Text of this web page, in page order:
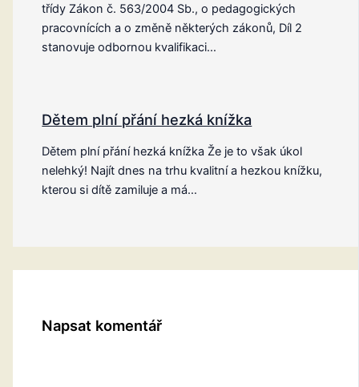
třídy Zákon č. 563/2004 Sb., o pedagogických
pracovnících a o změně některých zákonů, Díl 2
stanovuje odbornou kvalifikaci…
Dětem plní přání hezká knížka
Dětem plní přání hezká knížka Že je to však úkol
nelehký! Najít dnes na trhu kvalitní a hezkou knížku,
kterou si dítě zamiluje a má…
Napsat komentář